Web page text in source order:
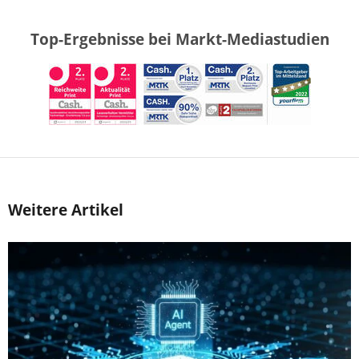
Top-Ergebnisse bei Markt-Mediastudien
Weitere Artikel